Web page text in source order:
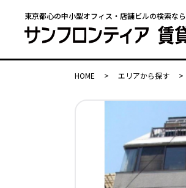
東京都心の中小型オフィス・店舗ビルの検索なら
HOME > エリアから探す >